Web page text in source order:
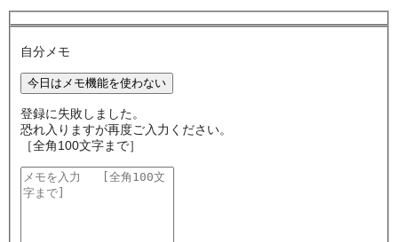
自分メモ
今日はメモ機能を使わない
登録に失敗しました。
恐れ入りますが再度ご入力ください。
［全角100文字まで］